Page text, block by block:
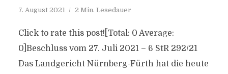
7. August 2021 2 Min. Lesedauer
Click to rate this post![Total: 0 Average:
0]Beschluss vom 27. Juli 2021 – 6 StR 292/21
Das Landgericht Nürnberg-Fürth hat die heute